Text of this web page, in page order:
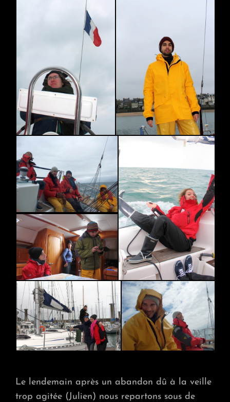
Le lendemain après un abandon dû à la veille
trop agitée (Julien) nous repartons sous de